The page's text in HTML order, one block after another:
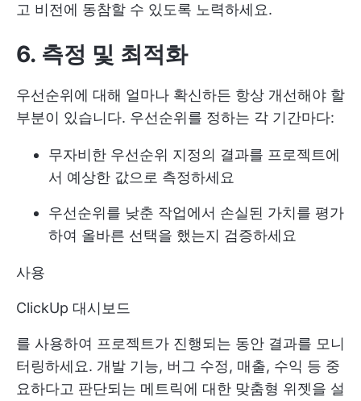
고 비전에 동참할 수 있도록 노력하세요.
6. 측정 및 최적화
우선순위에 대해 얼마나 확신하든 항상 개선해야 할
부분이 있습니다. 우선순위를 정하는 각 기간마다:
무자비한 우선순위 지정의 결과를 프로젝트에
서 예상한 값으로 측정하세요
우선순위를 낮춘 작업에서 손실된 가치를 평가
하여 올바른 선택을 했는지 검증하세요
사용
ClickUp 대시보드
를 사용하여 프로젝트가 진행되는 동안 결과를 모니
터링하세요. 개발 기능, 버그 수정, 매출, 수익 등 중
요하다고 판단되는 메트릭에 대한 맞춤형 위젯을 설